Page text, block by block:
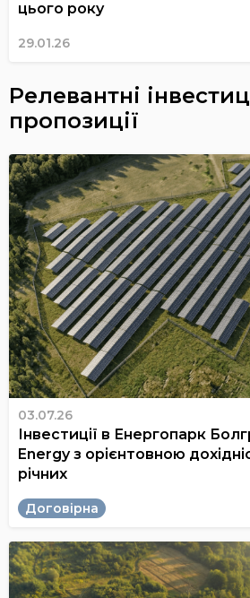
цього року
29.01.26
Релевантні
пропозиції
03.07.26
Інвестиції в Енергопарк
Energy з орієнтовною
річних
Договірна